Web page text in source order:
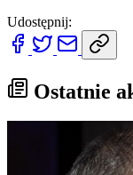
Udostępnij:
Ostatnie